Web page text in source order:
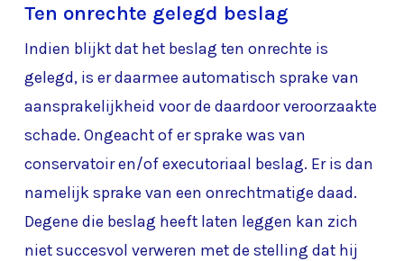
Ten onrechte gelegd beslag
Indien blijkt dat het beslag ten onrechte is
gelegd, is er daarmee automatisch sprake van
aansprakelijkheid voor de daardoor veroorzaakte
schade. Ongeacht of er sprake was van
conservatoir en/of executoriaal beslag. Er is dan
namelijk sprake van een onrechtmatige daad.
Degene die beslag heeft laten leggen kan zich
niet succesvol verweren met de stelling dat hij